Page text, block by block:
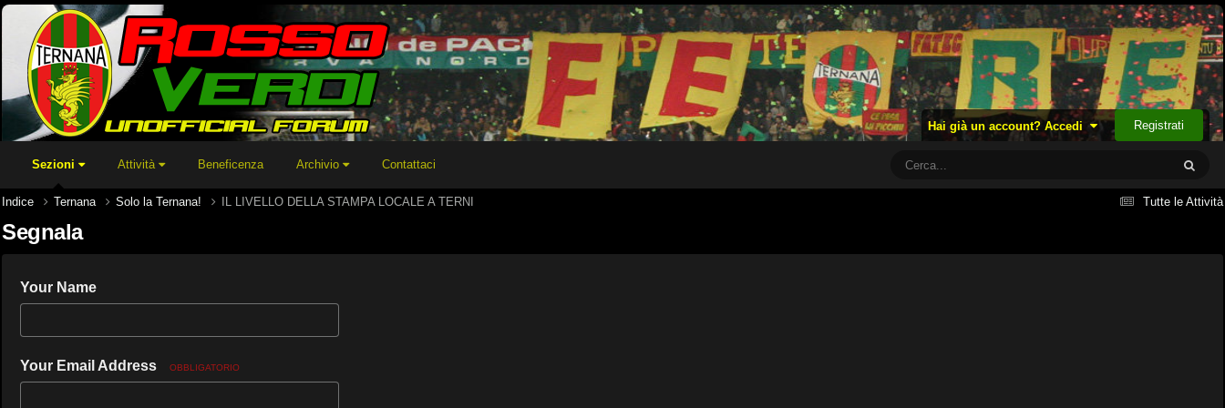
Hai già un account? Accedi Registrati
Sezioni Attività Beneficenza Archivio Contattaci
Tutte le Attività
Indice Ternana Solo la Ternana! IL LIVELLO DELLA STAMPA LOCALE A TERNI
Segnala
Your Name
Your Email Address OBBLIGATORIO